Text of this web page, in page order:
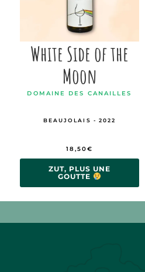
White Side of the
Moon
DOMAINE DES CANAILLES
BEAUJOLAIS - 2022
18,50€
ZUT, PLUS UNE
GOUTTE